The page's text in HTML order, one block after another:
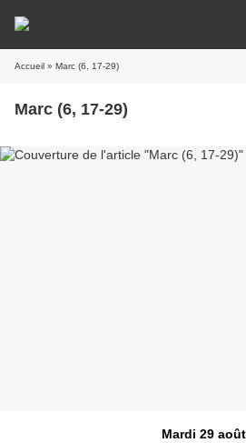
Accueil » Marc (6, 17-29)
Marc (6, 17-29)
Mardi 29 août